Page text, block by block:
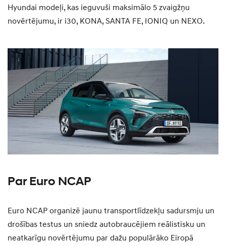
Hyundai modeļi, kas ieguvuši maksimālo 5 zvaigžņu
novērtējumu, ir i30, KONA, SANTA FE, IONIQ un NEXO.
Par Euro NCAP
Euro NCAP organizē jaunu transportlīdzekļu sadursmju un
drošības testus un sniedz autobraucējiem reālistisku un
neatkarīgu novērtējumu par dažu populārāko Eiropā